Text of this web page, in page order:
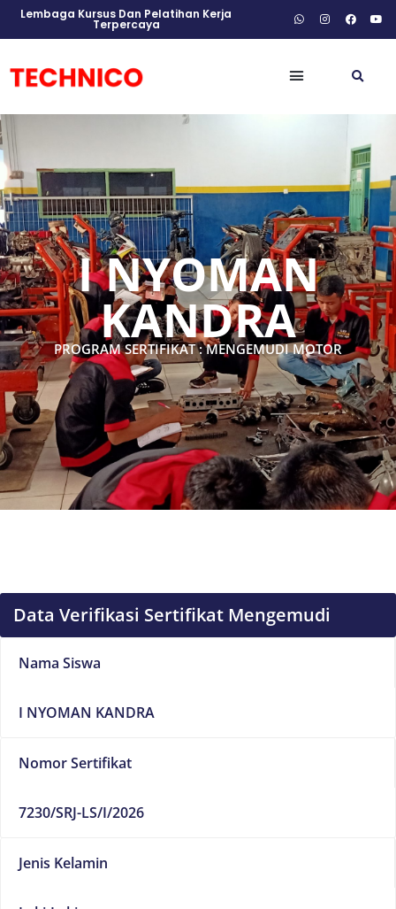
Lembaga Kursus Dan Pelatihan Kerja
Terpercaya
I NYOMAN
KANDRA
PROGRAM SERTIFIKAT : MENGEMUDI MOTOR
Data Verifikasi Sertifikat Mengemudi
Nama Siswa
I NYOMAN KANDRA
Nomor Sertifikat
7230/SRJ-LS/I/2026
Jenis Kelamin